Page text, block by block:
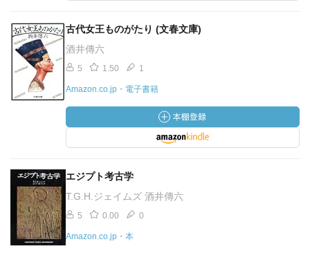
古代女王ものがたり (文春文庫)
酒井傳六
5 1.50 1
Amazon.co.jp・電子書籍
エジプト考古学
T.G.H.ジェイムズ 酒井傳六
5 0.00 0
Amazon.co.jp・本